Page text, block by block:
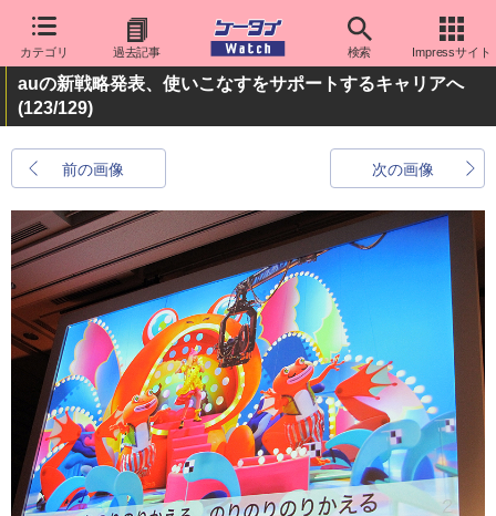
カテゴリ 過去記事 検索 Impressサイト
auの新戦略発表、使いこなすをサポートするキャリアへ
(123/129)
前の画像 次の画像